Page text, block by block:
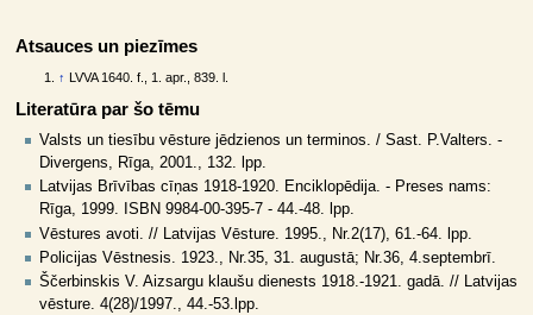
Atsauces un piezīmes
↑ LVVA 1640. f., 1. apr., 839. l.
Literatūra par šo tēmu
Valsts un tiesību vēsture jēdzienos un terminos. / Sast. P.Valters. -
Divergens, Rīga, 2001., 132. lpp.
Latvijas Brīvības cīņas 1918-1920. Enciklopēdija. - Preses nams:
Rīga, 1999. ISBN 9984-00-395-7 - 44.-48. lpp.
Vēstures avoti. // Latvijas Vēsture. 1995., Nr.2(17), 61.-64. lpp.
Policijas Vēstnesis. 1923., Nr.35, 31. augustā; Nr.36, 4.septembrī.
Ščerbinskis V. Aizsargu klaušu dienests 1918.-1921. gadā. // Latvijas
vēsture. 4(28)/1997., 44.-53.lpp.